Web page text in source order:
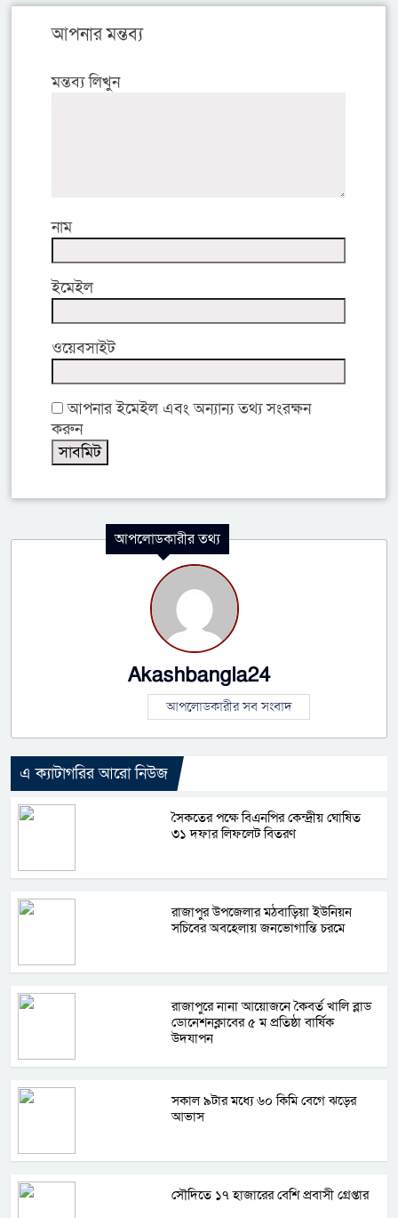
আপনার মন্তব্য
মন্তব্য লিখুন
নাম
ইমেইল
ওয়েবসাইট
আপনার ইমেইল এবং অন্যান্য তথ্য সংরক্ষন
করুন
আপলোডকারীর তথ্য
Akashbangla24
আপলোডকারীর সব সংবাদ
এ ক্যাটাগরির আরো নিউজ
সৈকতের পক্ষে বিএনপির কেন্দ্রীয় ঘোষিত
৩১ দফার লিফলেট বিতরণ
রাজাপুর উপজেলার মঠবাড়িয়া ইউনিয়ন
সচিবের অবহেলায় জনভোগান্তি চরমে
রাজাপুরে নানা আয়োজনে কৈবর্ত খালি ব্লাড
ডোনেশনক্লাবের ৫ ম প্রতিষ্ঠা বার্ষিক
উদযাপন
সকাল ৯টার মধ্যে ৬০ কিমি বেগে ঝড়ের
আভাস
সৌদিতে ১৭ হাজারের বেশি প্রবাসী গ্রেপ্তার